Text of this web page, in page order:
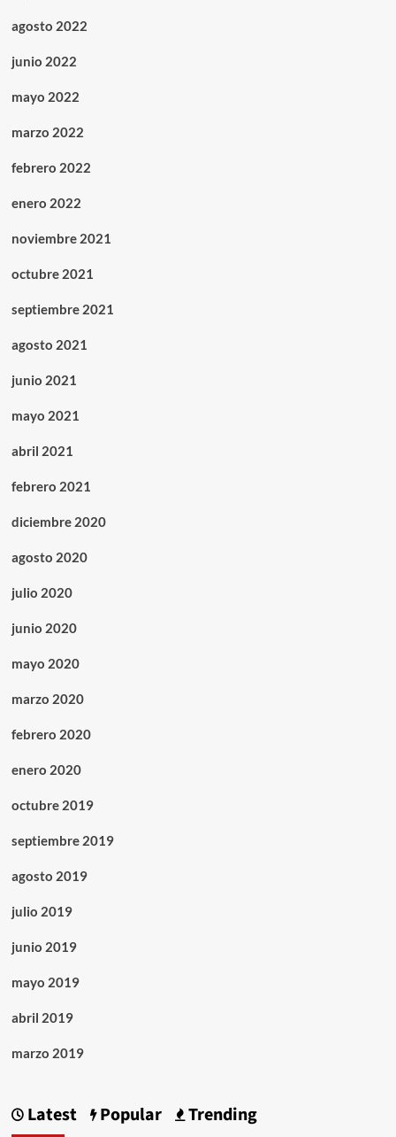
agosto 2022
junio 2022
mayo 2022
marzo 2022
febrero 2022
enero 2022
noviembre 2021
octubre 2021
septiembre 2021
agosto 2021
junio 2021
mayo 2021
abril 2021
febrero 2021
diciembre 2020
agosto 2020
julio 2020
junio 2020
mayo 2020
marzo 2020
febrero 2020
enero 2020
octubre 2019
septiembre 2019
agosto 2019
julio 2019
junio 2019
mayo 2019
abril 2019
marzo 2019
Latest Popular Trending